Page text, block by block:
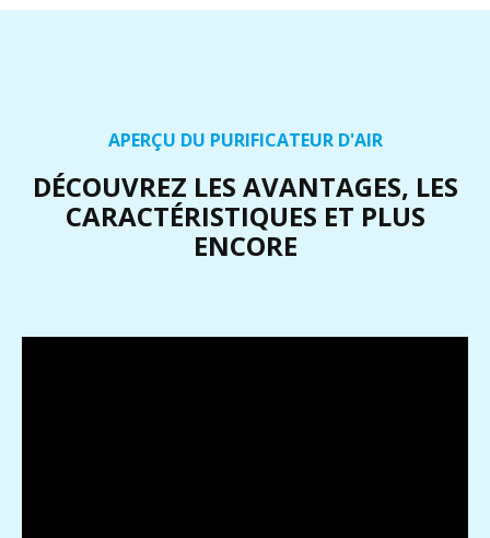
APERÇU DU PURIFICATEUR D'AIR
DÉCOUVREZ LES AVANTAGES, LES
CARACTÉRISTIQUES ET PLUS
ENCORE